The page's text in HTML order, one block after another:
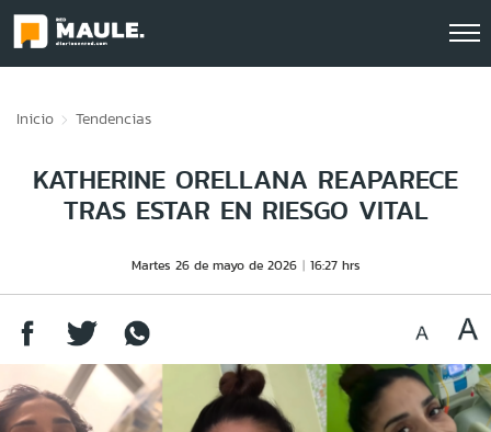
Inicio Tendencias
KATHERINE ORELLANA REAPARECE
TRAS ESTAR EN RIESGO VITAL
Martes 26 de mayo de 2026 16:27 hrs